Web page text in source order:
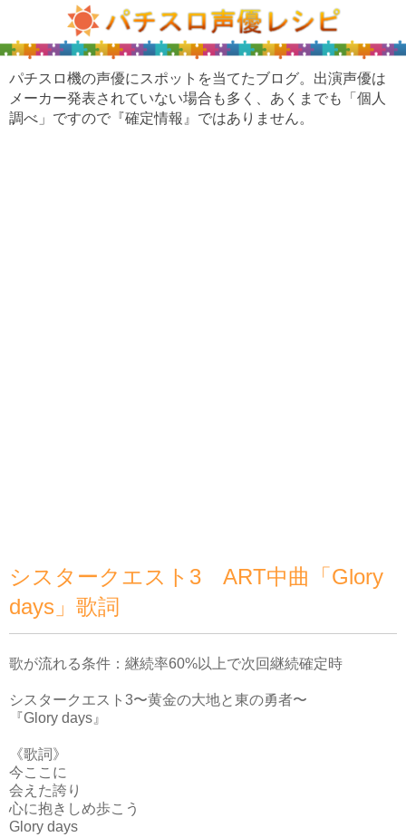
パチスロ機の声優にスポットを当てたブログ。出演声優は
メーカー発表されていない場合も多く、あくまでも「個人
調べ」ですので『確定情報』ではありません。
シスタークエスト3 ART中曲「Glory
days」歌詞
歌が流れる条件：継続率60%以上で次回継続確定時
シスタークエスト3〜黄金の大地と東の勇者〜
『Glory days』
《歌詞》
今ここに
会えた誇り
心に抱きしめ歩こう
Glory days